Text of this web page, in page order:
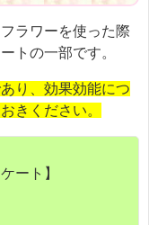
ラワーを使った際
トの一部です。
り、効果効能につ
きください。
ート】